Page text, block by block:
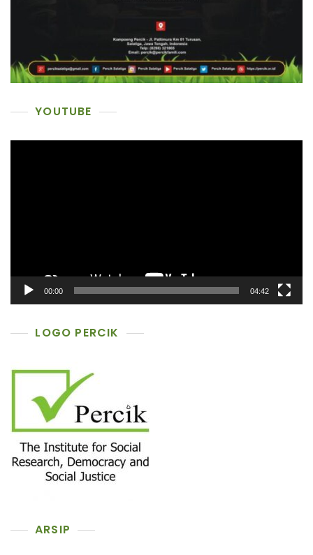
YOUTUBE
00:00 04:42
LOGO PERCIK
ARSIP